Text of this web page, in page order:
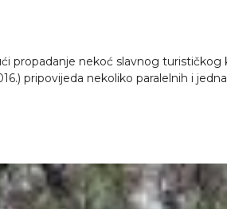
propadanje nekoć slavnog
pripovijeda nekoliko paralelnih i